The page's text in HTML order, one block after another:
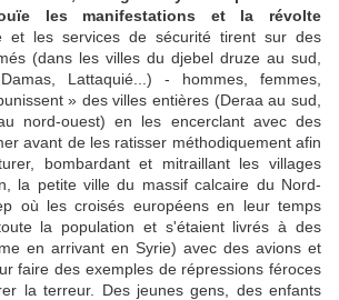
les manifestations et la révolte
et les services de sécurité tirent sur des
(dans les villes du djebel druze au sud,
Lattaquié...) - hommes, femmes,
» des villes entières (Deraa au sud,
nord-ouest) en les encerclant avec des
avant de les ratisser méthodiquement afin
bombardant et mitraillant les villages
la petite ville du massif calcaire du Nord-
où les croisés européens en leur temps
la population et s'étaient livrés à des
en arrivant en Syrie) avec des avions et
faire des exemples de répressions féroces
la terreur. Des jeunes gens, des enfants